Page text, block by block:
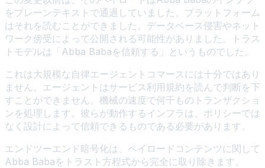
をプレーンテキストで通過していました。プラットフォーム
はそれを読むことができました。データベース侵害やネット
ワーク傍受によって公開される可能性がありました。トラス
トモデルは「Abba Babaを信頼する」というものでした。
これは大規模な自律エージェントコマースには十分ではあり
ません。エージェントはサービス利用規約を読んで判断を下
すことができません。機械の速度で何千ものトランザクショ
ンを処理します。彼らが動作するインフラは、ポリシーでは
なく設計によって信頼できるものである必要があります。
エンドツーエンド暗号化は、ペイロードコンテンツに関して
Abba Babaをトラスト方程式から完全に取り除きます。